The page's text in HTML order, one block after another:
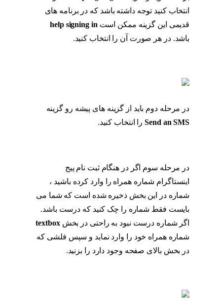
انتخاب کنید توجه داشته باشد که در برنامه های
قدیمی این گزینه ممکن است help signing in
باشد. در هر صورت آن را انتخاب کنید.
در مرحله دوم باید از گزینه های پیشه رو گزینه
Send an SMSرا انتخاب کنید.
در مرحله سوم اگر در هنگام ثبت نام پیج
اینستاگرام شماره همراه را وارد کرده باشید ،
شماره در این بخش ذخیره شده است که شما می
بایست فقط شماره را چک کنید که درست باشد.
اگر شماره درست نبود به راحتی در بخشtextbox
شماره همراه خود را وارد نماید و سپس فلشی که
در بخش بالای صفحه وجود دارد را بزنید.